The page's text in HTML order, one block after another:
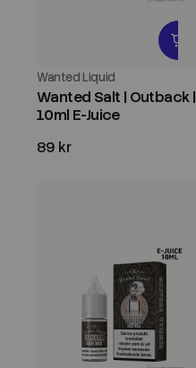
Wanted Liquid
Wanted Salt | Outback |
10ml E-Juice
89 kr